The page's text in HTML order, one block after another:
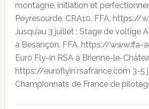
montagne, initiation et
Peyresourde. CRA10. FFA. https://
Jusqu’au 3 juillet : Stage de voltige
à Besançon. FFA. https://www.ffa-
Euro Fly-in RSA à Brienne-le-
https://euroflyin.rsafrance.com 3-5
Championnats de France de